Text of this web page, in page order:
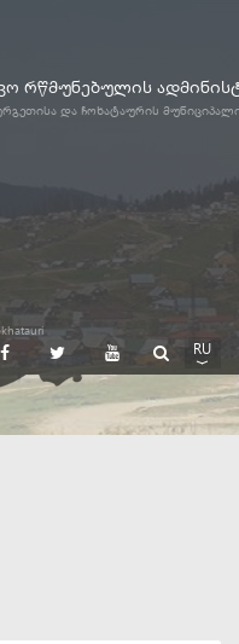
რწმუნებულის
და ჩოხატაურის
RU
GE
EN